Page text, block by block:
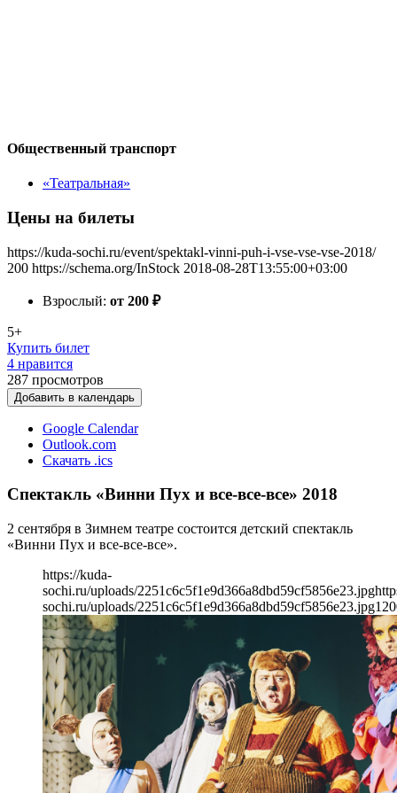
Общественный транспорт
«Театральная»
Цены на билеты
https://kuda-sochi.ru/event/spektakl-vinni-puh-i-vse-vse-vse-2018/
200 https://schema.org/InStock 2018-08-28T13:55:00+03:00
Взрослый: от 200 ₽
5+
Купить билет
4 нравится
287 просмотров
Добавить в календарь
Google Calendar
Outlook.com
Скачать .ics
Спектакль «Винни Пух и все-все-все» 2018
2 сентября в Зимнем театре состоится детский спектакль
«Винни Пух и все-все-все».
https://kuda-
sochi.ru/uploads/2251c6c5f1e9d366a8dbd59cf5856e23.jpg
sochi.ru/uploads/2251c6c5f1e9d366a8dbd59cf5856e23.jpg